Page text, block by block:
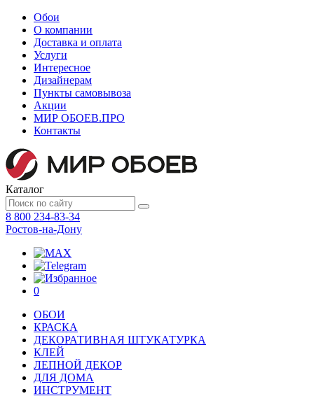
Обои
О компании
Доставка и оплата
Услуги
Интересное
Дизайнерам
Пункты самовывоза
Акции
МИР ОБОЕВ.ПРО
Контакты
Каталог
8 800 234-83-34
Ростов-на-Дону
0
ОБОИ
КРАСКА
ДЕКОРАТИВНАЯ ШТУКАТУРКА
КЛЕЙ
ЛЕПНОЙ ДЕКОР
ДЛЯ ДОМА
ИНСТРУМЕНТ